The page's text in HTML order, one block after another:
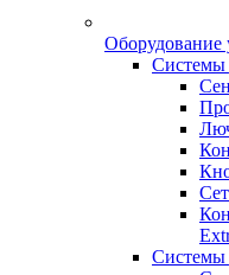
Оборудование
Системы
Системы